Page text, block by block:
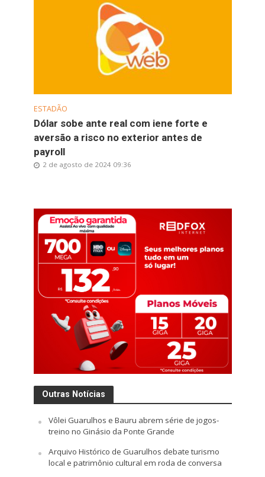
ESTADÃO
Dólar sobe ante real com iene forte e
aversão a risco no exterior antes de
payroll
2 de agosto de 2024 09:36
Outras Notícias
Vôlei Guarulhos e Bauru abrem série de jogos-
treino no Ginásio da Ponte Grande
Arquivo Histórico de Guarulhos debate turismo
local e patrimônio cultural em roda de conversa